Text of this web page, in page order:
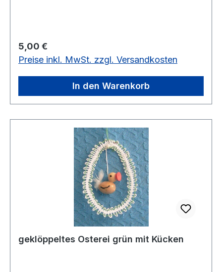
Regulärer Preis:
5,00 €
Preise inkl. MwSt. zzgl. Versandkosten
In den Warenkorb
geklöppeltes Osterei grün mit Kücken